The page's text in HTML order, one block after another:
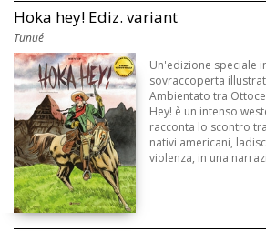
Hoka hey! Ediz. variant
Tunué
Un'edizione speciale
sovraccoperta
Ambientato tra
Hey! è un intenso
racconta lo scontro
nativi americani,
violenza, in una